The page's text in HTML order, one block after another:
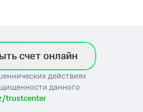
счет онлайн
действиях
данного
trustcenter